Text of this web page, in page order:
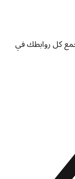
كل روابطك في